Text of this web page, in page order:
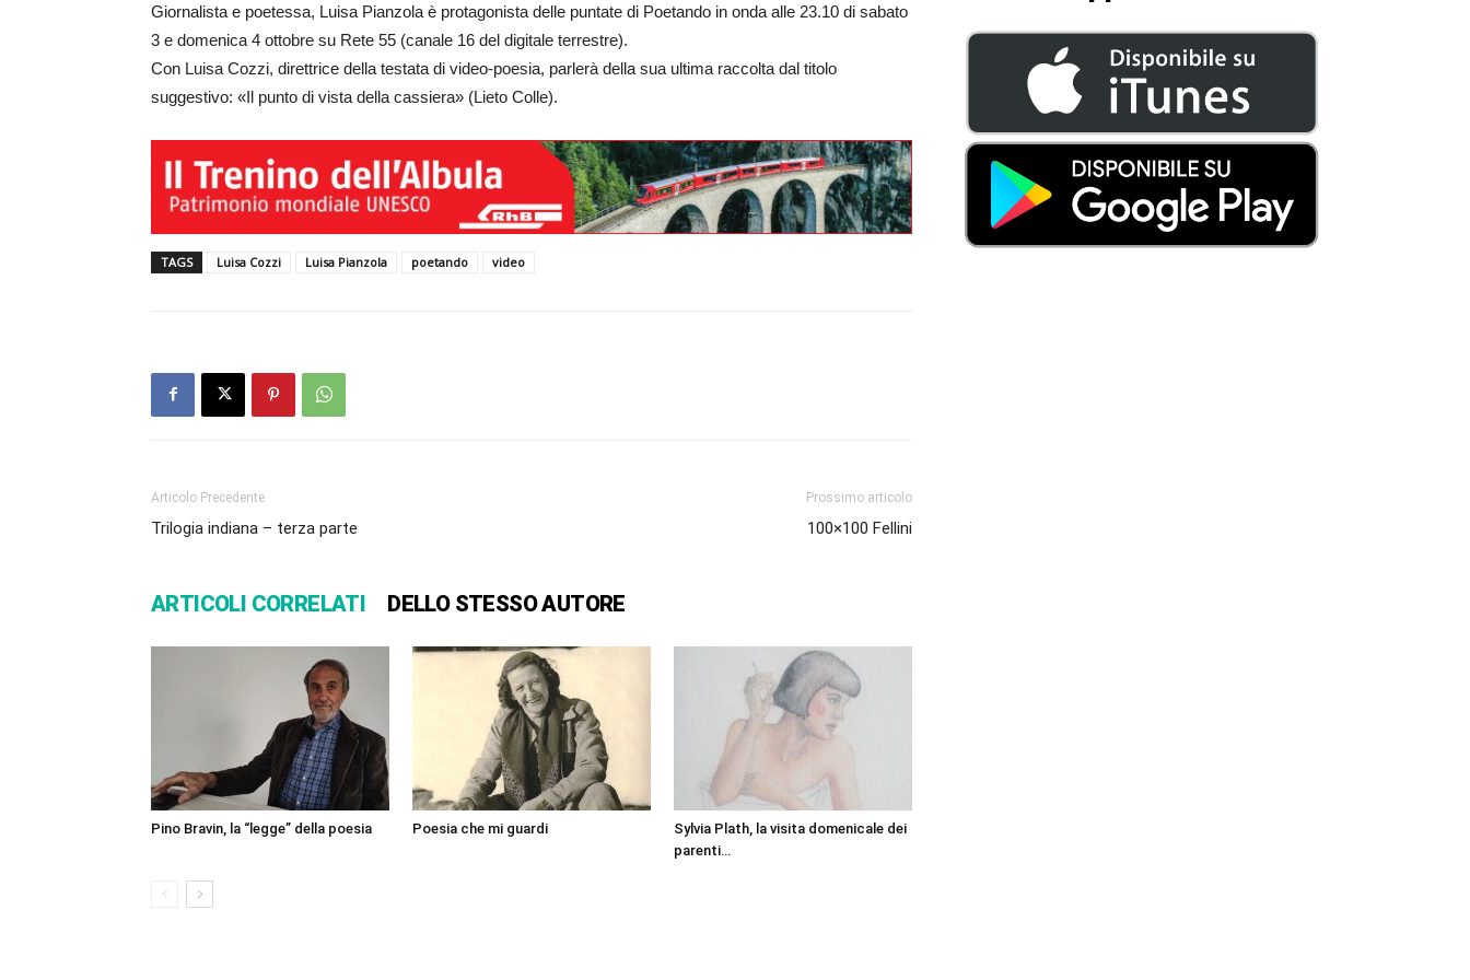
Giornalista e poetessa, Luisa Pianzola è protagonista delle puntate di Poetando in onda alle 23.10 di sabato
3 e domenica 4 ottobre su Rete 55 (canale 16 del digitale terrestre).
Con Luisa Cozzi, direttrice della testata di video-poesia, parlerà della sua ultima raccolta dal titolo
suggestivo: «Il punto di vista della cassiera» (Lieto Colle).
TAGS Luisa Cozzi Luisa Pianzola poetando video
Articolo Precedente
Trilogia indiana – terza parte
Prossimo articolo
100×100 Fellini
ARTICOLI CORRELATI DELLO STESSO AUTORE
Pino Bravin, la “legge” della poesia Poesia che mi guardi
Sylvia Plath, la visita domenicale dei
parenti…